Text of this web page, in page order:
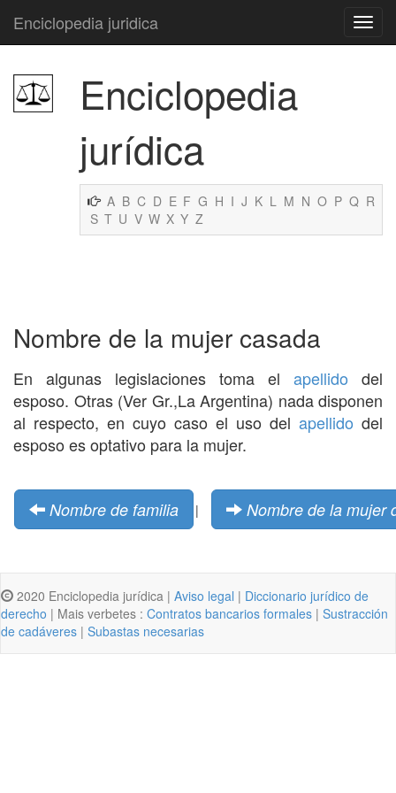
Enciclopedia juridica
Enciclopedia
jurídica
A B C D E F G H I J K L M N O P Q R
S T U V W X Y Z
Nombre de la mujer casada
En algunas legislaciones toma el apellido del
esposo. Otras (Ver Gr.,La Argentina) nada disponen
al respecto, en cuyo caso el uso del apellido del
esposo es optativo para la mujer.
Nombre de familia | Nombre de la mujer
2020 Enciclopedia jurídica | Aviso legal | Diccionario jurídico de
derecho | Mais verbetes : Contratos bancarios formales | Sustracción
de cadáveres | Subastas necesarias